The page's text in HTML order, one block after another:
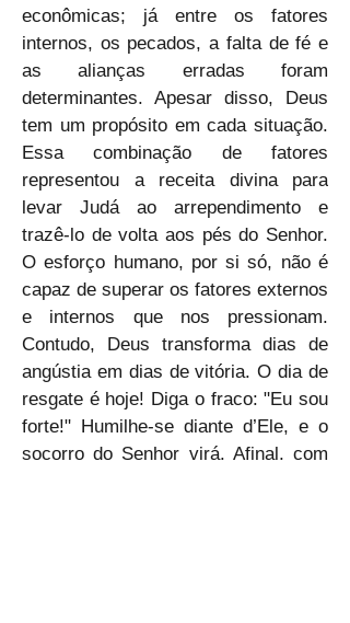
econômicas; já entre os fatores
internos, os pecados, a falta de fé e
as alianças erradas foram
determinantes. Apesar disso, Deus
tem um propósito em cada situação.
Essa combinação de fatores
representou a receita divina para
levar Judá ao arrependimento e
trazê-lo de volta aos pés do Senhor.
O esforço humano, por si só, não é
capaz de superar os fatores externos
e internos que nos pressionam.
Contudo, Deus transforma dias de
angústia em dias de vitória. O dia de
resgate é hoje! Diga o fraco: "Eu sou
forte!" Humilhe-se diante d’Ele, e o
socorro do Senhor virá. Afinal, com